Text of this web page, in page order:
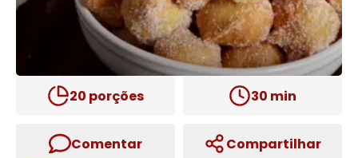
20 porções 30 min
Comentar Compartilhar